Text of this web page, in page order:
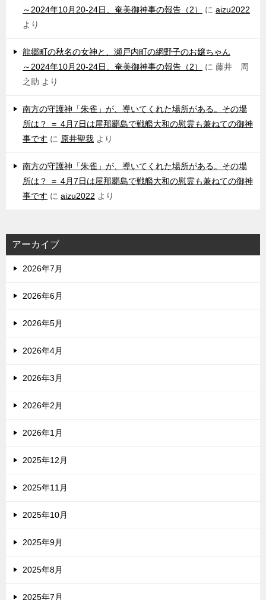
～2024年10月20-24日、奄美御神事の報告（2）
に aizu2022
より
龍郷町の秋名の女神と、瀬戸内町の網野子のお嬢ちゃん
～2024年10月20-24日、奄美御神事の報告（2）
に 藤井 周
之助 より
南方の守護神「朱雀」が、導いてくれた場所がある。その場
所は？ ＝ 4月7日は屋那覇島で戦艦大和の慰霊も兼ねての御神
事です に 原井聖我 より
南方の守護神「朱雀」が、導いてくれた場所がある。その場
所は？ ＝ 4月7日は屋那覇島で戦艦大和の慰霊も兼ねての御神
事です に aizu2022 より
アーカイブ
2026年7月
2026年6月
2026年5月
2026年4月
2026年3月
2026年2月
2026年1月
2025年12月
2025年11月
2025年10月
2025年9月
2025年8月
2025年7月